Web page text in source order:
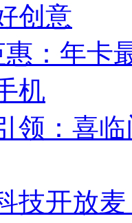
创意
：年卡
机
领：喜
技开放